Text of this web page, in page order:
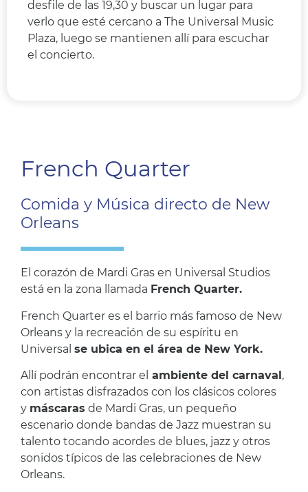
desfile de las 19,30 y buscar un lugar para
verlo que esté cercano a The Universal Music
Plaza, luego se mantienen allí para escuchar
el concierto.
French Quarter
Comida y Música directo de New
Orleans
El corazón de Mardi Gras en Universal Studios
está en la zona llamada French Quarter.
French Quarter es el barrio más famoso de New
Orleans y la recreación de su espíritu en
Universal se ubica en el área de New York.
Allí podrán encontrar el ambiente del carnaval ,
con artistas disfrazados con los clásicos colores
y máscaras de Mardi Gras, un pequeño
escenario donde bandas de Jazz muestran su
talento tocando acordes de blues, jazz y otros
sonidos típicos de las celebraciones de New
Orleans.